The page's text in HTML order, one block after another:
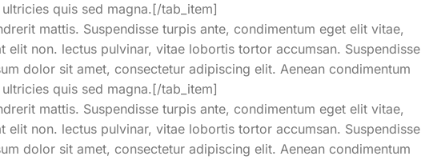
quis sed magna.[/tab_item]
mattis. Suspendisse turpis ante, condimentum eget elit vitae,
non. lectus pulvinar, vitae lobortis tortor accumsan. Suspendisse
dolor sit amet, consectetur adipiscing elit. Aenean condimentum
quis sed magna.[/tab_item]
mattis. Suspendisse turpis ante, condimentum eget elit vitae,
non. lectus pulvinar, vitae lobortis tortor accumsan. Suspendisse
dolor sit amet, consectetur adipiscing elit. Aenean condimentum